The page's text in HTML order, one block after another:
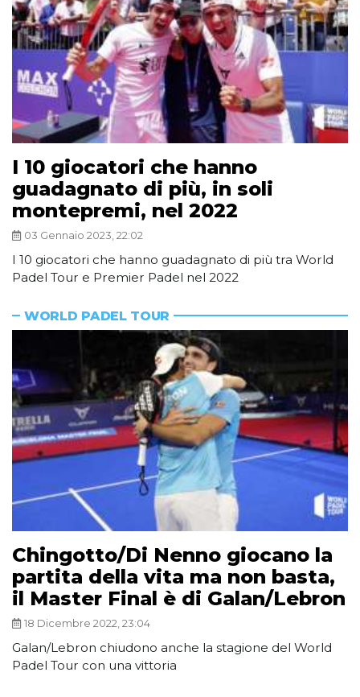
I 10 giocatori che hanno
guadagnato di più, in soli
montepremi, nel 2022
03 Gennaio 2023, 22:02
I 10 giocatori che hanno guadagnato di più tra World
Padel Tour e Premier Padel nel 2022
WORLD PADEL TOUR
Chingotto/Di Nenno giocano la
partita della vita ma non basta,
il Master Final è di Galan/Lebron
18 Dicembre 2022, 23:04
Galan/Lebron chiudono anche la stagione del World
Padel Tour con una vittoria